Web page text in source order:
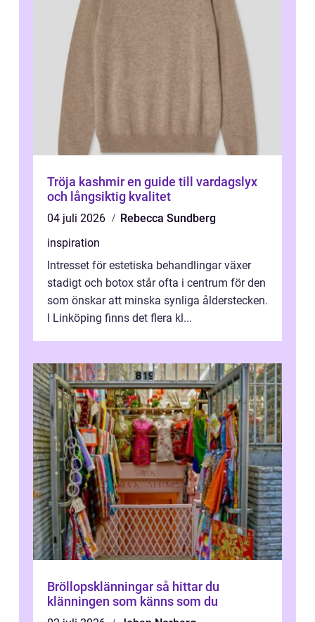
Tröja kashmir en guide till vardagslyx
och långsiktig kvalitet
04 juli 2026
Rebecca Sundberg
inspiration
Intresset för estetiska behandlingar växer
stadigt och botox står ofta i centrum för den
som önskar att minska synliga ålderstecken.
I Linköping finns det flera kl...
Bröllopsklänningar så hittar du
klänningen som känns som du